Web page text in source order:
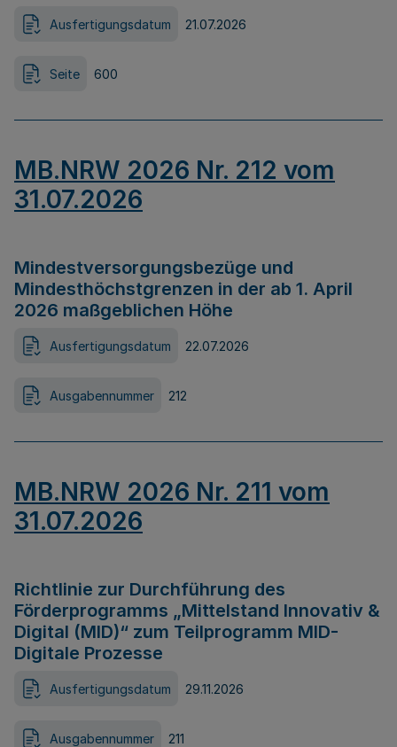
Ausfertigungsdatum 21.07.2026
Seite 600
MB.NRW 2026 Nr. 212 vom
31.07.2026
Mindestversorgungsbezüge und
Mindesthöchstgrenzen in der ab 1. April
2026 maßgeblichen Höhe
Ausfertigungsdatum 22.07.2026
Ausgabennummer 212
MB.NRW 2026 Nr. 211 vom
31.07.2026
Richtlinie zur Durchführung des
Förderprogramms „Mittelstand Innovativ &
Digital (MID)“ zum Teilprogramm MID-
Digitale Prozesse
Ausfertigungsdatum 29.11.2026
Ausgabennummer 211